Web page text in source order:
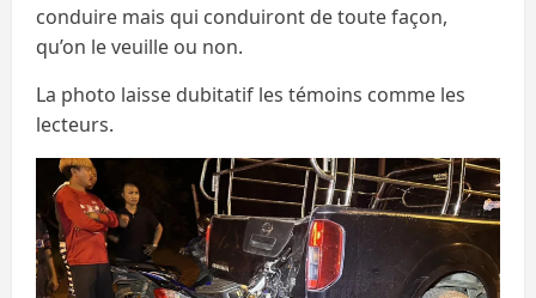
conduire mais qui conduiront de toute façon,
qu’on le veuille ou non.
La photo laisse dubitatif les témoins comme les
lecteurs.